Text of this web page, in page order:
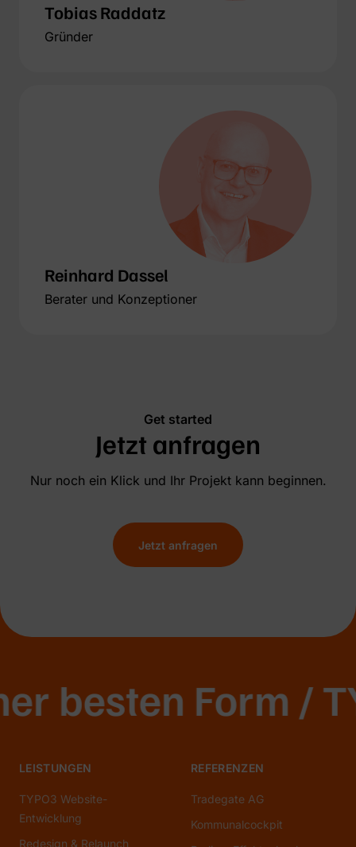
Tobias Raddatz
Gründer
Reinhard Dassel
Berater und Konzeptioner
Get started
Jetzt anfragen
Nur noch ein Klick und Ihr Projekt kann beginnen.
Jetzt anfragen
besten Form /
LEISTUNGEN
TYPO3 Website-
Entwicklung
Redesign & Relaunch
REFERENZEN
Tradegate AG
Kommunalcockpit